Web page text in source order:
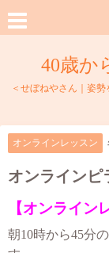
40歳か
＜せぼねやさん｜姿
オンラインレッスン
オンラインピ
【オンライン
朝10時から45分